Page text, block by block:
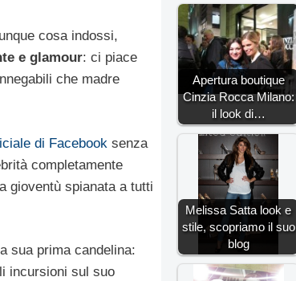
cosa indossi,
e glamour: ci piace
che madre
di Facebook senza
completamente
gioventù spianata a tutti
sua prima candelina:
incursioni sul suo
Apertura boutique
Cinzia Rocca Milano:
il look di…
Melissa Satta look e
stile, scopriamo il suo
blog